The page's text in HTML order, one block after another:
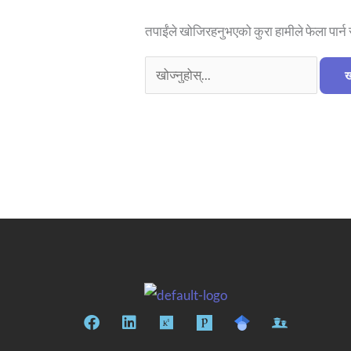
तपाईंले खोजिरहनुभएको कुरा हामीले फेला
फे
लि
रि